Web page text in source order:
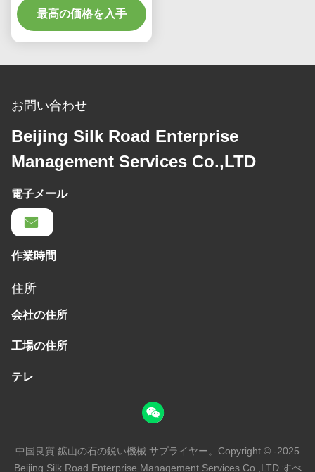
最高の価格を入手
お問い合わせ
Beijing Silk Road Enterprise
Management Services Co.,LTD
電子メール
作業時間
住所
会社の住所
工場の住所
テレ
中国良質 鉱山の石の鋭い機械 サプライヤー。Copyright © -2025
Beijing Silk Road Enterprise Management Services Co.,LTD すべ